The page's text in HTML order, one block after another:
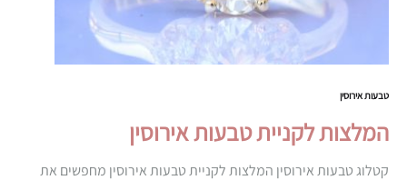
טבעות אירוסין
המלצות לקניית טבעות אירוסין
קטלוג טבעות אירוסין המלצות לקניית טבעות אירוסין מחפשים את